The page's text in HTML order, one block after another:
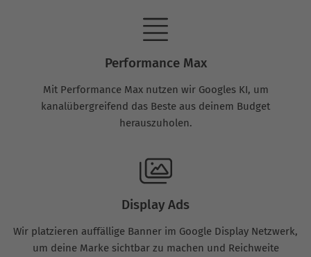
Performance Max
Mit Performance Max nutzen wir Googles KI, um
kanalübergreifend das Beste aus deinem Budget
herauszuholen.
Display Ads
Wir platzieren auffällige Banner im Google Display Netzwerk,
um deine Marke sichtbar zu machen und Reichweite